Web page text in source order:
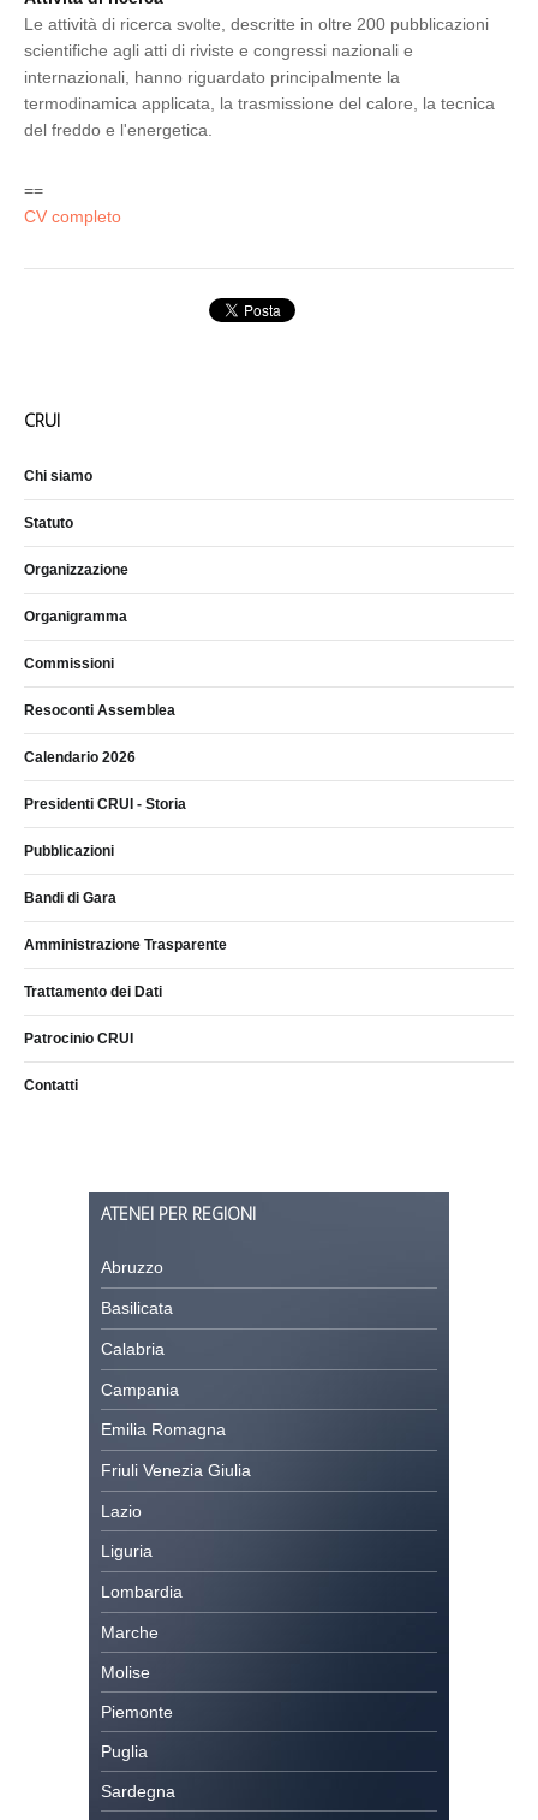
Le attività di ricerca svolte, descritte in oltre 200 pubblicazioni
scientifiche agli atti di riviste e congressi nazionali e
internazionali, hanno riguardato principalmente la
termodinamica applicata, la trasmissione del calore, la tecnica
del freddo e l'energetica.
==
CV completo
CRUI
Chi siamo
Statuto
Organizzazione
Organigramma
Commissioni
Resoconti Assemblea
Calendario 2026
Presidenti CRUI - Storia
Pubblicazioni
Bandi di Gara
Amministrazione Trasparente
Trattamento dei Dati
Patrocinio CRUI
Contatti
ATENEI PER REGIONI
Abruzzo
Basilicata
Calabria
Campania
Emilia Romagna
Friuli Venezia Giulia
Lazio
Liguria
Lombardia
Marche
Molise
Piemonte
Puglia
Sardegna